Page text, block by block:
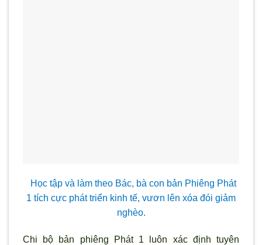
Học tập và làm theo Bác, bà con bản Phiêng Phát
1 tích cực phát triển kinh tế, vươn lên xóa đói giảm
nghèo.
Chi bộ bản phiêng Phát 1 luôn xác định tuyên